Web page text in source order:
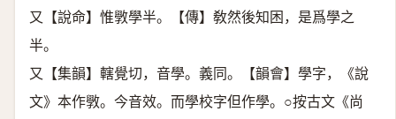
又【說命】惟斆學半。【傳】敎然後知困，是爲學之
半。
又【集韻】轄覺切，音學。義同。【韻會】學字，《說
文》本作斆。今音效。而學校字但作學。○按古文《尚